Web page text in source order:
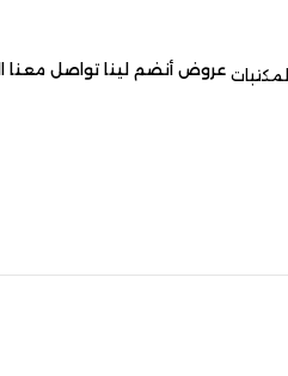
المكتبات عروض أنضم لينا تواصل معنا